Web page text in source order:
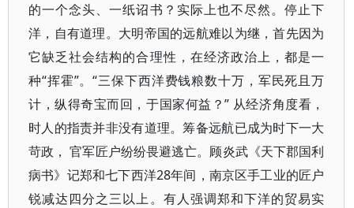
的一个念头、一纸诏书？实际上也不尽然。停止下
洋，自有道理。大明帝国的远航难以为继，首先因为
它缺乏社会结构的合理性，在经济政治上，都是一
种“挥霍”。“三保下西洋费钱粮数十万，军民死且万
计，纵得奇宝而回，于国家何益？” 从经济角度看，
时人的指责并非没有道理。筹备远航已成为时下一大
苛政， 官军匠户纷纷畏避逃亡。顾炎武《天下郡国利
病书》记郑和七下西洋28年间，南京区手工业的匠户
锐减达四分之三以上。有人强调郑和下洋的贸易实